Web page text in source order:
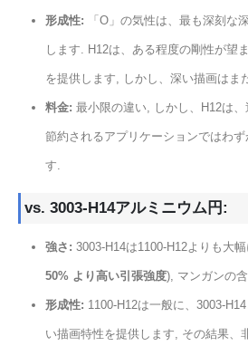
形成性: 「O」の気性は、最も深刻な
します. H12は、ある程度の剛性が望
を提供します, しかし、深い描画はま
料金: 最小限の違い, しかし、H12は
節約されるアプリケーションではわ
す.
vs. 3003-H14アルミニウム円:
強さ: 3003-H14は1100-H12よりも大
50% より高い引張強度), マンガンの
形成性: 1100-H12は一般に、3003-
い描画特性を提供します, その結果、